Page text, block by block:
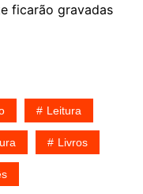
ficarão gravadas
Leitura
Livros